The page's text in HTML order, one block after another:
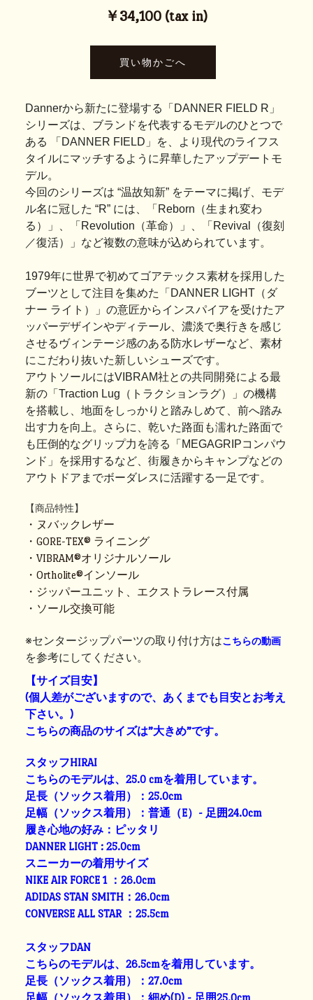
￥34,100 (tax in)
Dannerから新たに登場する「DANNER FIELD R」
シリーズは、ブランドを代表するモデルのひとつで
ある 「DANNER FIELD」を、より現代のライフス
タイルにマッチするように昇華したアップデートモ
デル。
今回のシリーズは “温故知新” をテーマに掲げ、モデ
ル名に冠した “R” には、「Reborn（生まれ変わ
る）」、「Revolution（革命）」、「Revival（復刻
／復活）」など複数の意味が込められています。
1979年に世界で初めてゴアテックス素材を採用した
ブーツとして注目を集めた「DANNER LIGHT（ダ
ナー ライト）」の意匠からインスパイアを受けたア
ッパーデザインやディテール、濃淡で奥行きを感じ
させるヴィンテージ感のある防水レザーなど、素材
にこだわり抜いた新しいシューズです。
アウトソールにはVIBRAM社との共同開発による最
新の「Traction Lug（トラクションラグ）」の機構
を搭載し、地面をしっかりと踏みしめて、前へ踏み
出す力を向上。さらに、乾いた路面も濡れた路面で
も圧倒的なグリップ力を誇る「MEGAGRIPコンパウ
ンド」を採用するなど、街履きからキャンプなどの
アウトドアまでボーダレスに活躍する一足です。
【商品特性】
・ヌバックレザー
・GORE-TEX® ライニング
・VIBRAM®オリジナルソール
・Ortholite®インソール
・ジッパーユニット、エクストラレース付属
・ソール交換可能
※センタージップパーツの取り付け方はこちらの動画
を参考にしてください。
【サイズ目安】
(個人差がございますので、あくまでも目安とお考え
下さい。)
こちらの商品のサイズは”大きめ”です。
スタッフHIRAI
こちらのモデルは、25.0 cmを着用しています。
足長（ソックス着用）：25.0cm
足幅（ソックス着用）：普通（E）- 足囲24.0cm
履き心地の好み：ピッタリ
DANNER LIGHT : 25.0cm
スニーカーの着用サイズ
NIKE AIR FORCE 1 ：26.0cm
ADIDAS STAN SMITH：26.0cm
CONVERSE ALL STAR ：25.5cm
スタッフDAN
こちらのモデルは、26.5cmを着用しています。
足長（ソックス着用）：27.0cm
足幅（ソックス着用）：細め(D) - 足囲25.0cm